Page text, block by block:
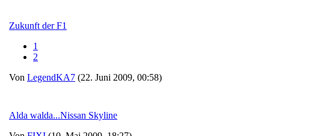
Zukunft der F1
1
2
Von LegendKA7 (22. Juni 2009, 00:58)
Alda walda...Nissan Skyline